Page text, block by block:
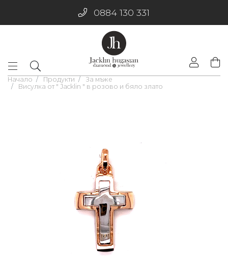
0884 130 331
Начало Продукти
За мъже
Висулка от " Jacklin " в розово и бяло злато